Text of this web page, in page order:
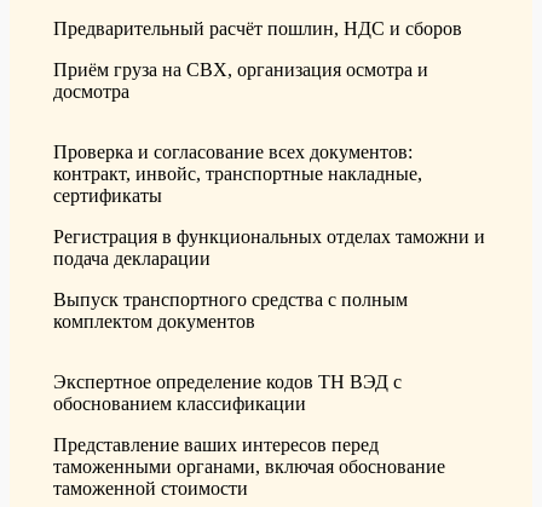
Предварительный расчёт пошлин, НДС и сборов
Приём груза на СВХ, организация осмотра и
досмотра
Проверка и согласование всех документов:
контракт, инвойс, транспортные накладные,
сертификаты
Регистрация в функциональных отделах таможни и
подача декларации
Выпуск транспортного средства с полным
комплектом документов
Экспертное определение кодов ТН ВЭД с
обоснованием классификации
Представление ваших интересов перед
таможенными органами, включая обоснование
таможенной стоимости